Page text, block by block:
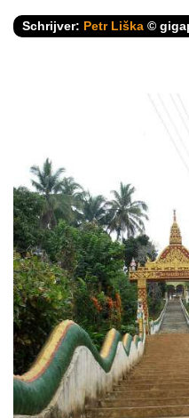
Schrijver: Petr Liška ©